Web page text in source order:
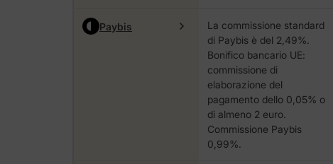
Paybis
La commissione standard
di Paybis è del 2,49%.
Bonifico bancario UE:
commissione di
elaborazione del
pagamento dello 0,05% o
di almeno 2 euro.
Commissione Paybis
0,99%.